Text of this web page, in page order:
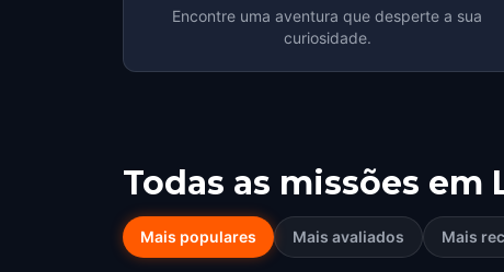
Encontre uma aventura que desperte a sua
curiosidade.
Todas as missões em
Mais populares Mais avaliados Mais